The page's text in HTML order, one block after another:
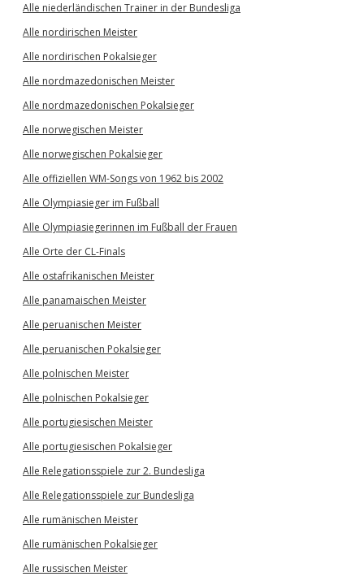
Alle niederländischen Trainer in der Bundesliga
Alle nordirischen Meister
Alle nordirischen Pokalsieger
Alle nordmazedonischen Meister
Alle nordmazedonischen Pokalsieger
Alle norwegischen Meister
Alle norwegischen Pokalsieger
Alle offiziellen WM-Songs von 1962 bis 2002
Alle Olympiasieger im Fußball
Alle Olympiasiegerinnen im Fußball der Frauen
Alle Orte der CL-Finals
Alle ostafrikanischen Meister
Alle panamaischen Meister
Alle peruanischen Meister
Alle peruanischen Pokalsieger
Alle polnischen Meister
Alle polnischen Pokalsieger
Alle portugiesischen Meister
Alle portugiesischen Pokalsieger
Alle Relegationsspiele zur 2. Bundesliga
Alle Relegationsspiele zur Bundesliga
Alle rumänischen Meister
Alle rumänischen Pokalsieger
Alle russischen Meister